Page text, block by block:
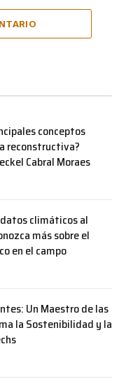
conceptos
reconstructiva?
Cabral Moraes
climáticos al
más sobre el
en el campo
Un Maestro de las
la Sostenibilidad y la